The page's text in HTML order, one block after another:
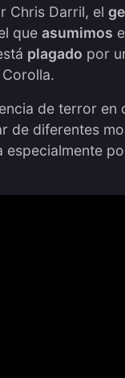
Chris Darril, el
queasumimos
plagado por
de terror en
de diferentes